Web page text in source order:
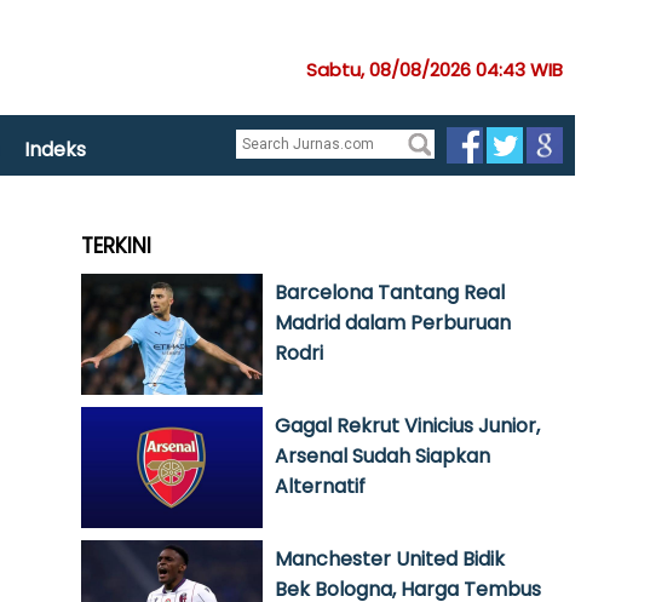
Sabtu, 08/08/2026 04:43 WIB
Indeks
TERKINI
Barcelona Tantang Real
Madrid dalam Perburuan
Rodri
Gagal Rekrut Vinicius Junior,
Arsenal Sudah Siapkan
Alternatif
Manchester United Bidik
Bek Bologna, Harga Tembus